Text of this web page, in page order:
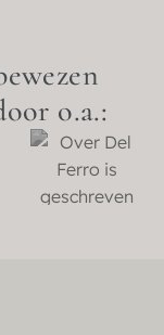
o.a.: